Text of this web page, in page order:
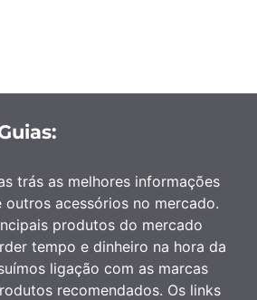
trás as melhores informações
outros acessórios no mercado.
produtos do mercado
tempo e dinheiro na hora da
ligação com as marcas
recomendados. Os links